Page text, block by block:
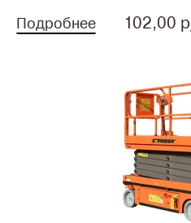
Подробнее 102,00